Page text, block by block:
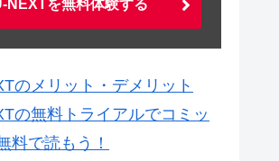
NEXTを無料体験する
のメリット・デメリット
の無料トライアルでコミッ
料で読もう！